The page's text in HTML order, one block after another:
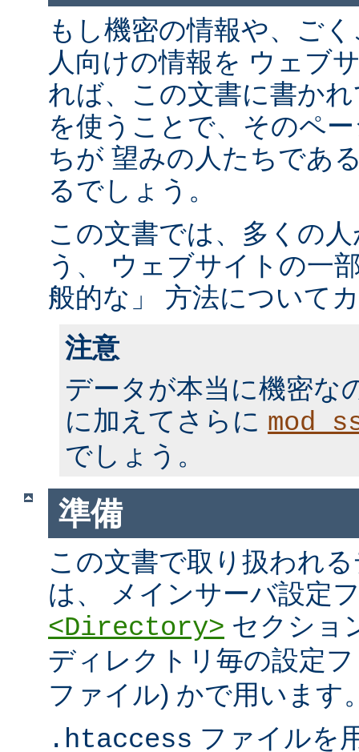
もし機密の情報や、ご
人向けの情報を ウェブ
れば、この文書に書か
を使うことで、そのペ
ちが 望みの人たちであ
るでしょう。
この文書では、多くの
う、 ウェブサイトの一
般的な」 方法について
注意
データが本当に機密な
に加えてさらに
でしょう。
準備
この文書で取り扱われ
は、 メインサーバ設定
<Directory> セクショ
ディレクトリ毎の設定
ファイル) かで用います
.htaccess ファイルを